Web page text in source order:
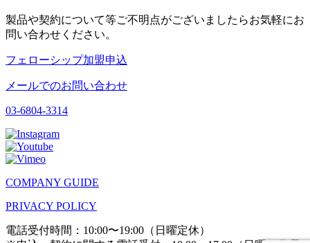
製品や契約について等ご不明点がございましたらお気軽にお
問い合わせください。
フェローシップ加盟申込
メールでのお問い合わせ
03-6804-3314
COMPANY GUIDE
PRIVACY POLICY
電話受付時間：10:00〜19:00（日曜定休）